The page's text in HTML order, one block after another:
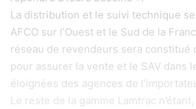
La distribution et le suivi technique
AFCO sur l’Ouest et le Sud de la
réseau de revendeurs sera constitué
pour assurer la vente et le SAV dans
éloignées des agences de
Le reste de la gamme Lamtrac